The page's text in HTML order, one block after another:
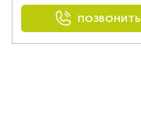
ПОЗВОНИТЬ